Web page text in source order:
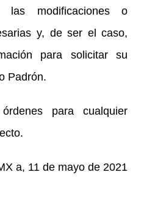
modificaciones o
y, de ser el caso,
para solicitar su
Padrón.
para cualquier
a, 11 de mayo de 2021